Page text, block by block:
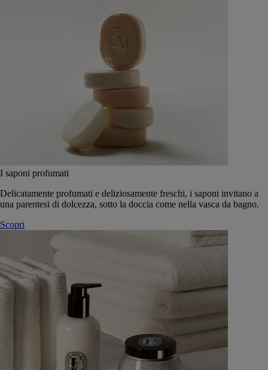
I saponi profumati
Delicatamente profumati e deliziosamente freschi, i saponi invitano a
una parentesi di dolcezza, sotto la doccia come nella vasca da bagno.
Scopri